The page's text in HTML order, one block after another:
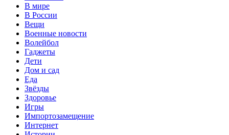
В мире
В России
Вещи
Военные новости
Волейбол
Гаджеты
Дети
Дом и сад
Еда
Звёзды
Здоровье
Игры
Импортозамещение
Интернет